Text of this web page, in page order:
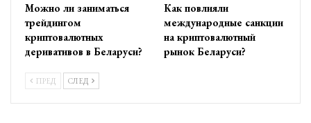
Можно ли заниматься
трейдингом
криптовалютных
деривативов в Беларуси?
Как повлияли
международные санкции
на криптовалютный
рынок Беларуси?
ПРЕД СЛЕД